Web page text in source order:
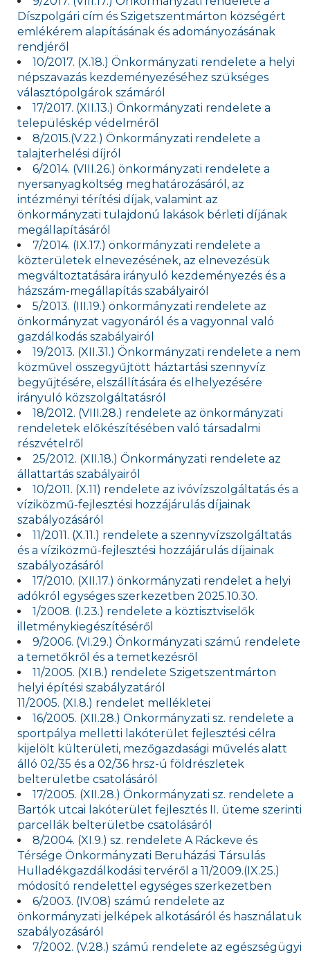
Díszpolgári cím és Szigetszentmárton községért
emlékérem alapításának és adományozásának
rendjéről
10/2017. (X.18.) Önkormányzati rendelete a helyi
népszavazás kezdeményezéséhez szükséges
választópolgárok számáról
17/2017. (XII.13.) Önkormányzati rendelete a
településkép védelméről
8/2015.(V.22.) Önkormányzati rendelete a
talajterhelési díjról
6/2014. (VIII.26.) önkormányzati rendelete a
nyersanyagköltség meghatározásáról, az
intézményi térítési díjak, valamint az
önkormányzati tulajdonú lakások bérleti díjának
megállapításáról
7/2014. (IX.17.) önkormányzati rendelete a
közterületek elnevezésének, az elnevezésük
megváltoztatására irányuló kezdeményezés és a
házszám-megállapítás szabályairól
5/2013. (III.19.) önkormányzati rendelete az
önkormányzat vagyonáról és a vagyonnal való
gazdálkodás szabályairól
19/2013. (XII.31.) Önkormányzati rendelete a nem
közművel összegyűjtött háztartási szennyvíz
begyűjtésére, elszállítására és elhelyezésére
irányuló közszolgáltatásról
18/2012. (VIII.28.) rendelete az önkormányzati
rendeletek előkészítésében való társadalmi
részvételről
25/2012. (XII.18.) Önkormányzati rendelete az
állattartás szabályairól
10/2011. (X.11) rendelete az ivóvízszolgáltatás és a
víziközmű-fejlesztési hozzájárulás díjainak
szabályozásáról
11/2011. (X.11.) rendelete a szennyvízszolgáltatás
és a víziközmű-fejlesztési hozzájárulás díjainak
szabályozásáról
17/2010. (XII.17.) önkormányzati rendelet a helyi
adókról egységes szerkezetben 2025.10.30.
1/2008. (I.23.) rendelete a köztisztviselők
illetménykiegészítéséről
9/2006. (VI.29.) Önkormányzati számú rendelete
a temetőkről és a temetkezésről
11/2005. (XI.8.) rendelete Szigetszentmárton
helyi építési szabályzatáról
11/2005. (XI.8.) rendelet mellékletei
16/2005. (XII.28.) Önkormányzati sz. rendelete a
sportpálya melletti lakóterület fejlesztési célra
kijelölt külterületi, mezőgazdasági művelés alatt
álló 02/35 és a 02/36 hrsz-ú földrészletek
belterületbe csatolásáról
17/2005. (XII.28.) Önkormányzati sz. rendelete a
Bartók utcai lakóterület fejlesztés II. üteme szerinti
parcellák belterületbe csatolásáról
8/2004. (XI.9.) sz. rendelete A Ráckeve és
Térsége Önkormányzati Beruházási Társulás
Hulladékgazdálkodási tervéről a 11/2009.(IX.25.)
módosító rendelettel egységes szerkezetben
6/2003. (IV.08) számú rendelete az
önkormányzati jelképek alkotásáról és használatuk
szabályozásáról
7/2002. (V.28.) számú rendelete az egészségügyi